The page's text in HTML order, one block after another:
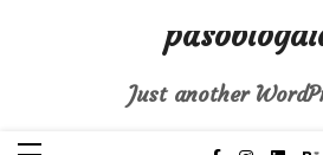
Just another